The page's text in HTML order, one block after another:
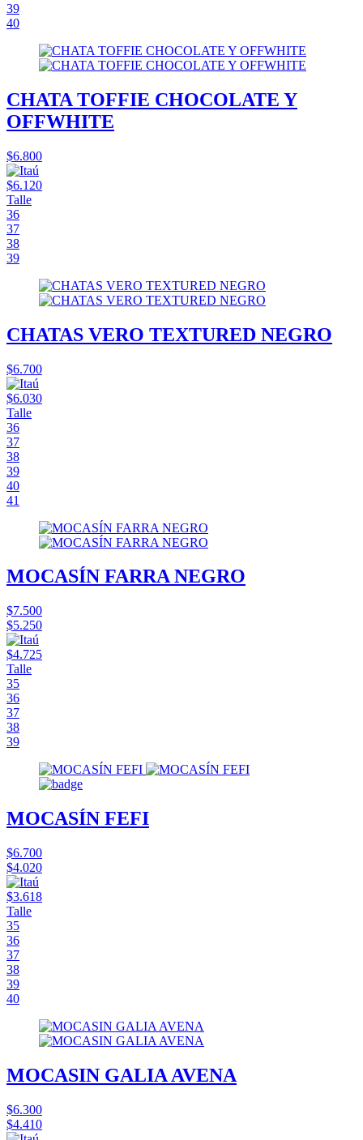
39
40
CHATA TOFFIE CHOCOLATE Y
OFFWHITE
$6.800
$6.120
Talle
36
37
38
39
CHATAS VERO TEXTURED NEGRO
$6.700
$6.030
Talle
36
37
38
39
40
41
MOCASÍN FARRA NEGRO
$7.500
$5.250
$4.725
Talle
35
36
37
38
39
MOCASÍN FEFI
$6.700
$4.020
$3.618
Talle
35
36
37
38
39
40
MOCASIN GALIA AVENA
$6.300
$4.410